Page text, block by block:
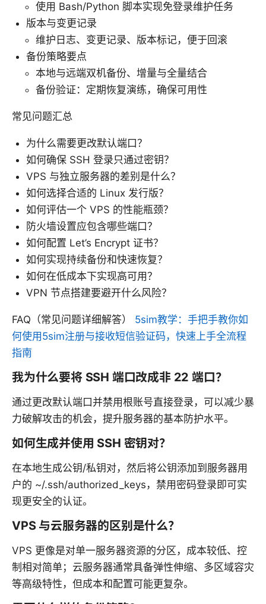
使用 Bash/Python 脚本实现免登录维护任务
版本与变更记录
维护日志、变更记录、版本标记，便于回滚
备份策略要点
本地与远端双机备份、增量与全量结合
备份验证：定期恢复演练，确保可用性
常见问题汇总
为什么需要更改默认端口？
如何确保 SSH 登录只通过密钥？
VPS 与独立服务器的差别是什么？
如何选择合适的 Linux 发行版？
如何评估一个 VPS 的性能瓶颈？
防火墙设置应包含哪些端口？
如何配置 Let’s Encrypt 证书？
如何实现持续备份和快速恢复？
如何在低成本下实现高可用？
VPN 节点搭建要避开什么风险？
FAQ（常见问题详细解答） 5sim教学：手把手教你如
何使用5sim注册与接收短信验证码，快速上手全流程
指南
我为什么要将 SSH 端口改成非 22 端口？
通过更改默认端口并禁用根账号直接登录，可以减少暴
力破解攻击的机会，提升服务器的基本防护水平。
如何生成并使用 SSH 密钥对？
在本地生成公钥/私钥对，然后将公钥添加到服务器用
户的 ~/.ssh/authorized_keys，禁用密码登录即可实
现更安全的认证。
VPS 与云服务器的区别是什么？
VPS 更像是对单一服务器资源的分区，成本较低、控
制相对简单；云服务器通常具备弹性伸缩、多区域容灾
等高级特性，但成本和配置可能更复杂。